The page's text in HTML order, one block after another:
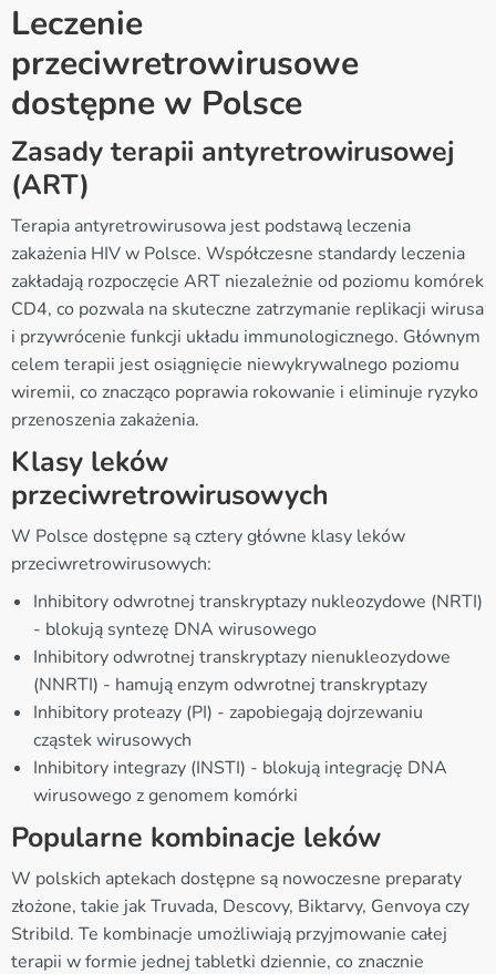
Leczenie
przeciwretrowirusowe
dostępne w Polsce
Zasady terapii antyretrowirusowej
(ART)
Terapia antyretrowirusowa jest podstawą leczenia
zakażenia HIV w Polsce. Współczesne standardy leczenia
zakładają rozpoczęcie ART niezależnie od poziomu komórek
CD4, co pozwala na skuteczne zatrzymanie replikacji wirusa
i przywrócenie funkcji układu immunologicznego. Głównym
celem terapii jest osiągnięcie niewykrywalnego poziomu
wiremii, co znacząco poprawia rokowanie i eliminuje ryzyko
przenoszenia zakażenia.
Klasy leków
przeciwretrowirusowych
W Polsce dostępne są cztery główne klasy leków
przeciwretrowirusowych:
Inhibitory odwrotnej transkryptazy nukleozydowe (NRTI)
- blokują syntezę DNA wirusowego
Inhibitory odwrotnej transkryptazy nienukleozydowe
(NNRTI) - hamują enzym odwrotnej transkryptazy
Inhibitory proteazy (PI) - zapobiegają dojrzewaniu
cząstek wirusowych
Inhibitory integrazy (INSTI) - blokują integrację DNA
wirusowego z genomem komórki
Popularne kombinacje leków
W polskich aptekach dostępne są nowoczesne preparaty
złożone, takie jak Truvada, Descovy, Biktarvy, Genvoya czy
Stribild. Te kombinacje umożliwiają przyjmowanie całej
terapii w formie jednej tabletki dziennie, co znacznie